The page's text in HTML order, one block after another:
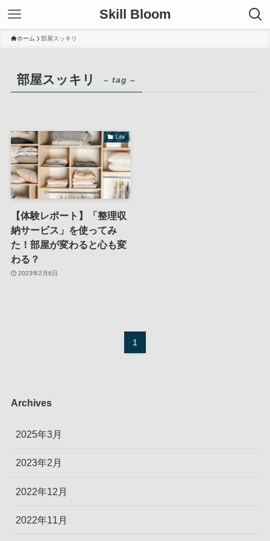
Skill Bloom
ホーム 部屋スッキリ
部屋スッキリ – tag –
Life
【体験レポート】「整理収
納サービス」を使ってみ
た！部屋が変わると心も変
わる？
2023年2月6日
1
Archives
2025年3月
2023年2月
2022年12月
2022年11月